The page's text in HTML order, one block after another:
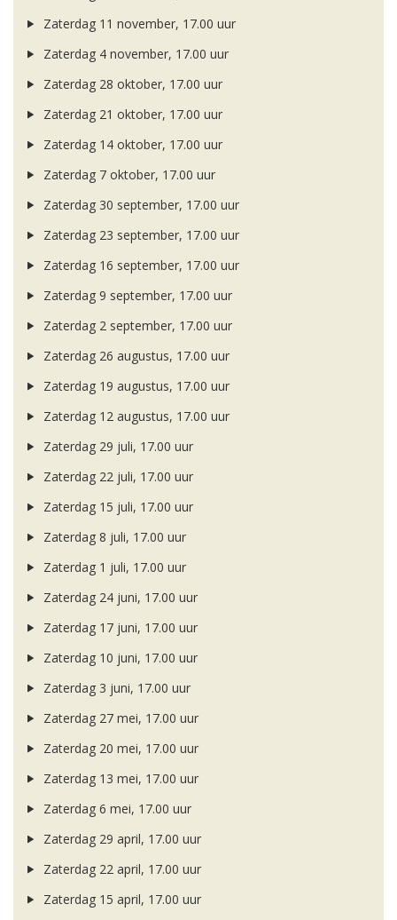
Zaterdag 11 november, 17.00 uur
Zaterdag 4 november, 17.00 uur
Zaterdag 28 oktober, 17.00 uur
Zaterdag 21 oktober, 17.00 uur
Zaterdag 14 oktober, 17.00 uur
Zaterdag 7 oktober, 17.00 uur
Zaterdag 30 september, 17.00 uur
Zaterdag 23 september, 17.00 uur
Zaterdag 16 september, 17.00 uur
Zaterdag 9 september, 17.00 uur
Zaterdag 2 september, 17.00 uur
Zaterdag 26 augustus, 17.00 uur
Zaterdag 19 augustus, 17.00 uur
Zaterdag 12 augustus, 17.00 uur
Zaterdag 29 juli, 17.00 uur
Zaterdag 22 juli, 17.00 uur
Zaterdag 15 juli, 17.00 uur
Zaterdag 8 juli, 17.00 uur
Zaterdag 1 juli, 17.00 uur
Zaterdag 24 juni, 17.00 uur
Zaterdag 17 juni, 17.00 uur
Zaterdag 10 juni, 17.00 uur
Zaterdag 3 juni, 17.00 uur
Zaterdag 27 mei, 17.00 uur
Zaterdag 20 mei, 17.00 uur
Zaterdag 13 mei, 17.00 uur
Zaterdag 6 mei, 17.00 uur
Zaterdag 29 april, 17.00 uur
Zaterdag 22 april, 17.00 uur
Zaterdag 15 april, 17.00 uur